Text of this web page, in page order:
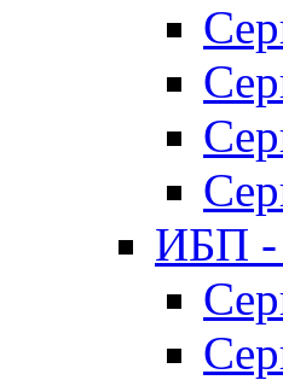
ИБП -